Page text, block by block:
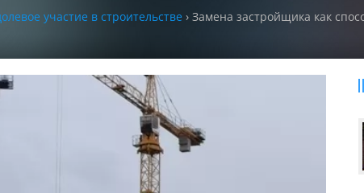
участие в строительстве › Замена застройщика как